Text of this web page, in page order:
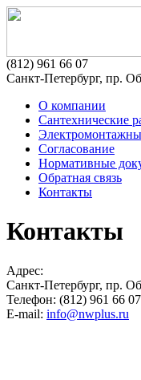
(812) 961 66 07
Санкт-Петербург, пр.
О компании
Сантехнические
Согласование
Нормативные
Обратная связь
Контакты
Контакты
Адрес:
Санкт-Петербург, пр.
Телефон: (812) 961 66 07
E-mail: info@nwplus.ru